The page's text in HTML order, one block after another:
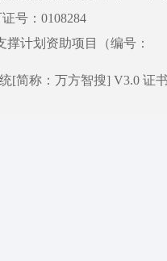
号：0108284
计划资助项目（编号：
[简称：万方智搜] V3.0 证